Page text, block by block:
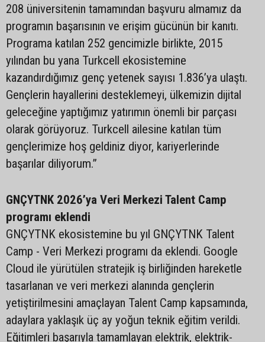
208 üniversitenin tamamından başvuru almamız da
programın başarısının ve erişim gücünün bir kanıtı.
Programa katılan 252 gencimizle birlikte, 2015
yılından bu yana Turkcell ekosistemine
kazandırdığımız genç yetenek sayısı 1.836’ya ulaştı.
Gençlerin hayallerini desteklemeyi, ülkemizin dijital
geleceğine yaptığımız yatırımın önemli bir parçası
olarak görüyoruz. Turkcell ailesine katılan tüm
gençlerimize hoş geldiniz diyor, kariyerlerinde
başarılar diliyorum.”
GNÇYTNK 2026’ya Veri Merkezi Talent Camp
programı eklendi
GNÇYTNK ekosistemine bu yıl GNÇYTNK Talent
Camp - Veri Merkezi programı da eklendi. Google
Cloud ile yürütülen stratejik iş birliğinden hareketle
tasarlanan ve veri merkezi alanında gençlerin
yetiştirilmesini amaçlayan Talent Camp kapsamında,
adaylara yaklaşık üç ay yoğun teknik eğitim verildi.
Eğitimleri başarıyla tamamlayan elektrik, elektrik-